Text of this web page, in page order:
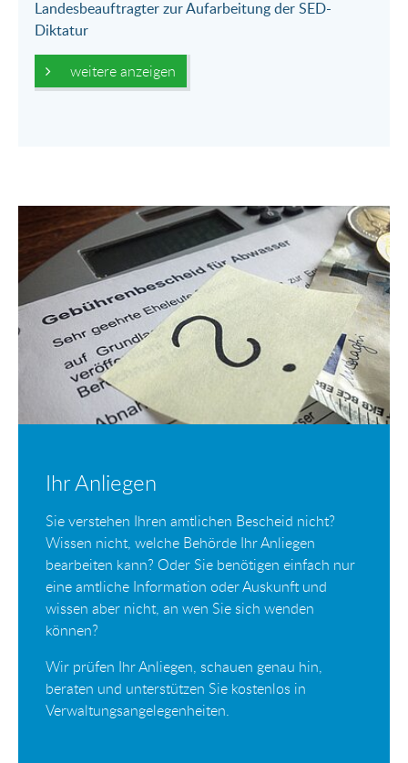
Landesbeauftragter zur Aufarbeitung der SED-
Diktatur
weitere anzeigen
Ihr Anliegen
Sie verstehen Ihren amtlichen Bescheid nicht?
Wissen nicht, welche Behörde Ihr Anliegen
bearbeiten kann? Oder Sie benötigen einfach nur
eine amtliche Information oder Auskunft und
wissen aber nicht, an wen Sie sich wenden
können?
Wir prüfen Ihr Anliegen, schauen genau hin,
beraten und unterstützen Sie kostenlos in
Verwaltungsangelegenheiten.